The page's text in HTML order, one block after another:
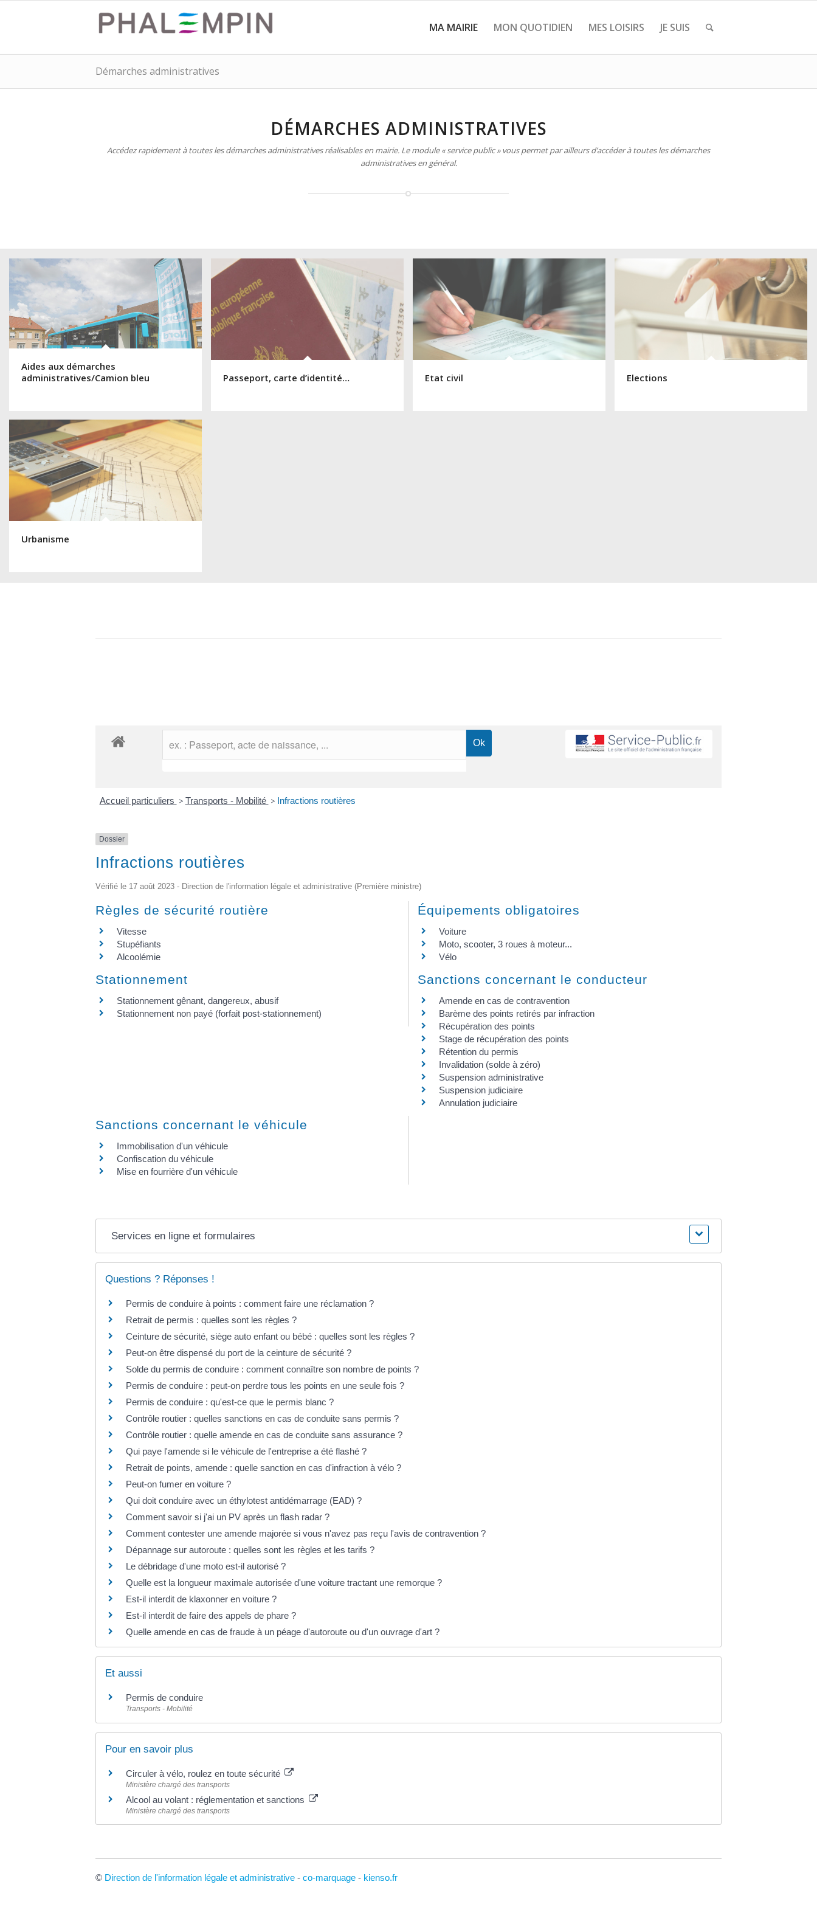
MA MAIRIE MON QUOTIDIEN MES LOISIRS JE SUIS
Démarches administratives
DÉMARCHES ADMINISTRATIVES
Accédez rapidement à toutes les démarches administratives réalisables en mairie. Le module « service public » vous permet par ailleurs d’accéder à toutes les démarches
administratives en général.
Aides aux démarches
administratives/Camion bleu
Passeport, carte d’identité… Etat civil Elections
Urbanisme
Accueil particuliers > Transports - Mobilité > Infractions routières
Dossier
Infractions routières
Vérifié le 17 août 2023 - Direction de l'information légale et administrative (Première ministre)
Règles de sécurité routière
Vitesse
Stupéfiants
Alcoolémie
Équipements obligatoires
Voiture
Moto, scooter, 3 roues à moteur...
Vélo
Stationnement
Stationnement gênant, dangereux, abusif
Stationnement non payé (forfait post-stationnement)
Sanctions concernant le conducteur
Amende en cas de contravention
Barème des points retirés par infraction
Récupération des points
Stage de récupération des points
Rétention du permis
Invalidation (solde à zéro)
Suspension administrative
Suspension judiciaire
Annulation judiciaire
Sanctions concernant le véhicule
Immobilisation d'un véhicule
Confiscation du véhicule
Mise en fourrière d'un véhicule
Services en ligne et formulaires
Questions ? Réponses !
Permis de conduire à points : comment faire une réclamation ?
Retrait de permis : quelles sont les règles ?
Ceinture de sécurité, siège auto enfant ou bébé : quelles sont les règles ?
Peut-on être dispensé du port de la ceinture de sécurité ?
Solde du permis de conduire : comment connaître son nombre de points ?
Permis de conduire : peut-on perdre tous les points en une seule fois ?
Permis de conduire : qu'est-ce que le permis blanc ?
Contrôle routier : quelles sanctions en cas de conduite sans permis ?
Contrôle routier : quelle amende en cas de conduite sans assurance ?
Qui paye l'amende si le véhicule de l'entreprise a été flashé ?
Retrait de points, amende : quelle sanction en cas d'infraction à vélo ?
Peut-on fumer en voiture ?
Qui doit conduire avec un éthylotest antidémarrage (EAD) ?
Comment savoir si j'ai un PV après un flash radar ?
Comment contester une amende majorée si vous n'avez pas reçu l'avis de contravention ?
Dépannage sur autoroute : quelles sont les règles et les tarifs ?
Le débridage d'une moto est-il autorisé ?
Quelle est la longueur maximale autorisée d'une voiture tractant une remorque ?
Est-il interdit de klaxonner en voiture ?
Est-il interdit de faire des appels de phare ?
Quelle amende en cas de fraude à un péage d'autoroute ou d'un ouvrage d'art ?
Et aussi
Permis de conduire
Transports - Mobilité
Pour en savoir plus
Circuler à vélo, roulez en toute sécurité
Ministère chargé des transports
Alcool au volant : réglementation et sanctions
Ministère chargé des transports
© Direction de l'information légale et administrative - co-marquage - kienso.fr